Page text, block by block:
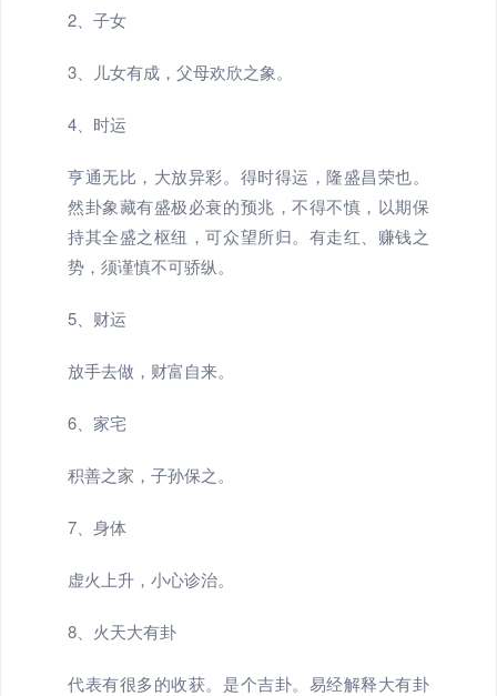
2、子女
3、儿女有成，父母欢欣之象。
4、时运
亨通无比，大放异彩。得时得运，隆盛昌荣也。
然卦象藏有盛极必衰的预兆，不得不慎，以期保
持其全盛之枢纽，可众望所归。有走红、赚钱之
势，须谨慎不可骄纵。
5、财运
放手去做，财富自来。
6、家宅
积善之家，子孙保之。
7、身体
虚火上升，小心诊治。
8、火天大有卦
代表有很多的收获。是个吉卦。易经解释大有卦